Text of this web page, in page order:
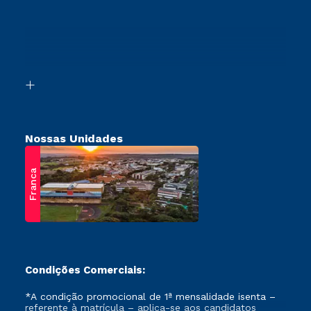
Retorne ao Curso
Nossas Unidades
Franca
Condições Comerciais:
*A condição promocional de 1ª mensalidade isenta –
referente à matrícula – aplica-se aos candidatos